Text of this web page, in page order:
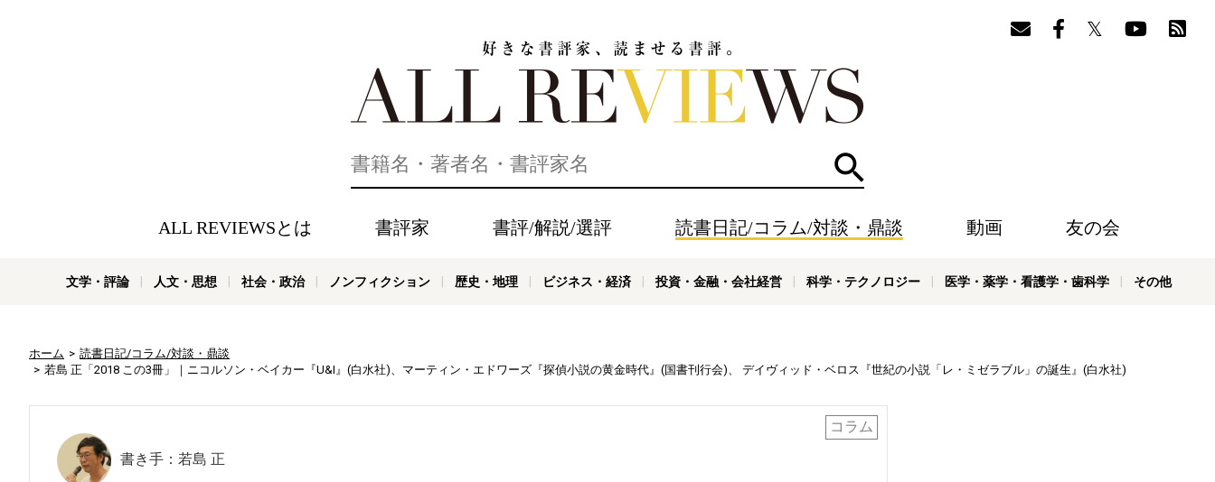
検索
ALL REVIEWSとは 書評家 書評/解説/選評 読書日記/コラム/対談・鼎談 動画 友の会
文学・評論 人文・思想 社会・政治 ノンフィクション 歴史・地理 ビジネス・経済 投資・金融・会社経営 科学・テクノロジー 医学・薬学・看護学・歯科学 その他
ホーム
読書日記/コラム/対談・鼎談
若島 正「2018 この3冊」｜ニコルソン・ベイカー『U&I』(白水社)、マーティン・エドワーズ『探偵小説の黄金時代』(国書刊行会)、 デイヴィッド・ベロス『世紀の小説「レ・ミゼラブル」の誕生』(白水社)
コラム
書き手：若島 正